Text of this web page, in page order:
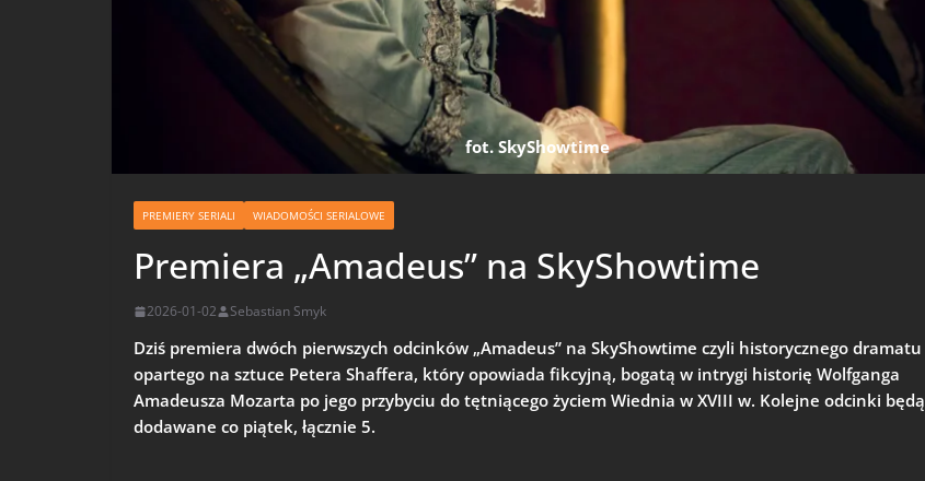
fot. SkyShowtime
PREMIERY SERIALI WIADOMOŚCI SERIALOWE
Premiera „Amadeus” na SkyShowtime
2026-01-02 Sebastian Smyk
Dziś premiera dwóch pierwszych odcinków „Amadeus” na SkyShowtime czyli historycznego dramatu
opartego na sztuce Petera Shaffera, który opowiada fikcyjną, bogatą w intrygi historię Wolfganga
Amadeusza Mozarta po jego przybyciu do tętniącego życiem Wiednia w XVIII w. Kolejne odcinki będą
dodawane co piątek, łącznie 5.